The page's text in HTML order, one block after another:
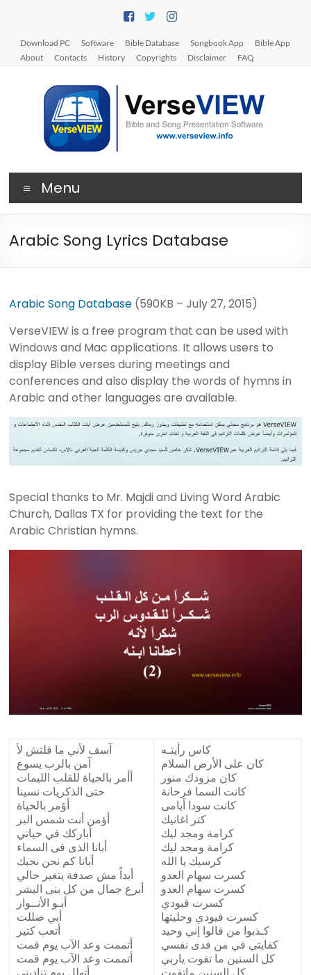
Download PC Software Bible Database Songbook App
Bible App
About
Contacts History Copyrights Disclaimer FAQ
V
e
r
s
V
I
E
W
B
b
l
a
n
d
S
t
w
Menu
Arabic Song Lyrics Database
Arabic Song Database (590KB – July 27, 2015)
VerseVIEW is a free program that can be used with
Windows and Mac applications. It allows users to
display Bible verses during meetings and
conferences and also display the words of hymns in
Arabic and other languages are available.
Special thanks to Mr. Majdi and Living Word Arabic
Church, Dallas TX for providing the text for the
Arabic Christian hymns.
آسف لأني ما قلتش لأ
آمن بالرب يسوع
أأمر بالحياة للقلب الليمات
حتى الذكريات نسينا
أؤمر بالحياة
أؤمن أنت شمس البر
أباركك في حياتي
أبانا الذى فى السماء
أبانا كم نحن نحبك
أبداً مش صدفة يتغير حالي
أبرع جمال من كل بنى البشر
أبـو الأنــوار
أبي ضللت
أتعب كتير
أتممت وعد الآب يوم قمت
أتممت وعد الآب يوم قمت
كاس رأيتـه
كان على الأرض السلام
كان مزودك منور
كانت السما فرحانة
كانت سودا أيامى
كتر اغانيك
كرامة ومجد ليك
كرامة ومجد ليك
كرسيك يا الله
كسرت سهام العدو
كسرت سهام العدو
كسرت قيودي
كسرت قيودي وحليتها
كـذبوا من قالوا إني وحيد
كفايتي في من فدى نفسي
كل السنين ما تفوت ياربي